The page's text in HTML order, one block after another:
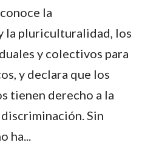
la
la pluriculturalidad, los
y colectivos para
y declara que los
tienen derecho a la
Sin
ha...